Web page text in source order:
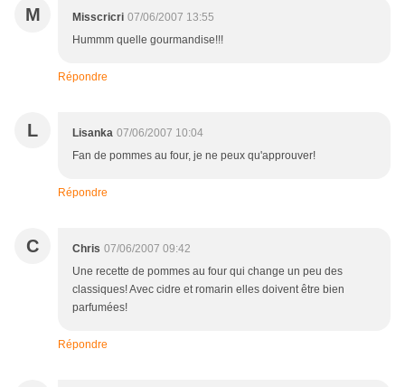
M Misscricri 07/06/2007 13:55
Hummm quelle gourmandise!!!
Répondre
L Lisanka 07/06/2007 10:04
Fan de pommes au four, je ne peux qu'approuver!
Répondre
C Chris 07/06/2007 09:42
Une recette de pommes au four qui change un peu des
classiques! Avec cidre et romarin elles doivent être bien
parfumées!
Répondre